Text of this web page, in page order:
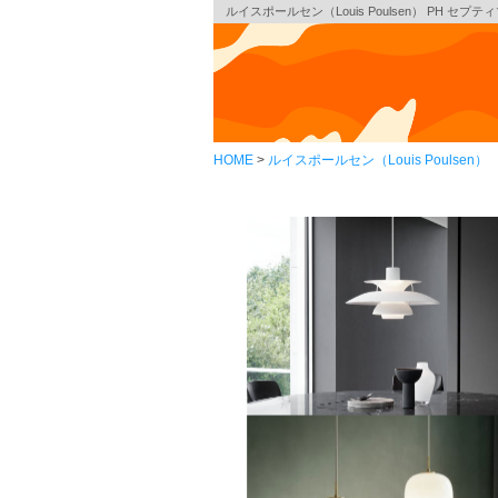
ルイスポールセン（Louis Poulsen） PH セプテ
HOME ルイスポールセン（Louis Poulsen）